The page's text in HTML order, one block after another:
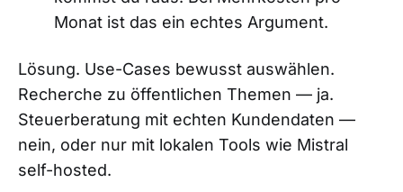
Monat ist das ein echtes Argument.
Lösung. Use-Cases bewusst auswählen.
Recherche zu öffentlichen Themen — ja.
Steuerberatung mit echten Kundendaten —
nein, oder nur mit lokalen Tools wie Mistral
self-hosted.